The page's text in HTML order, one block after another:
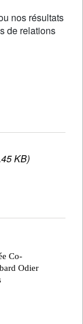
nos résultats
de relations
KB)
Co-
Odier